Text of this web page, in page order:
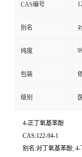
CAS编号
别名
纯度
包装
级别
4-正丁氧基苯酚
CAS:122-94-1
别名:对丁氧基苯酚;